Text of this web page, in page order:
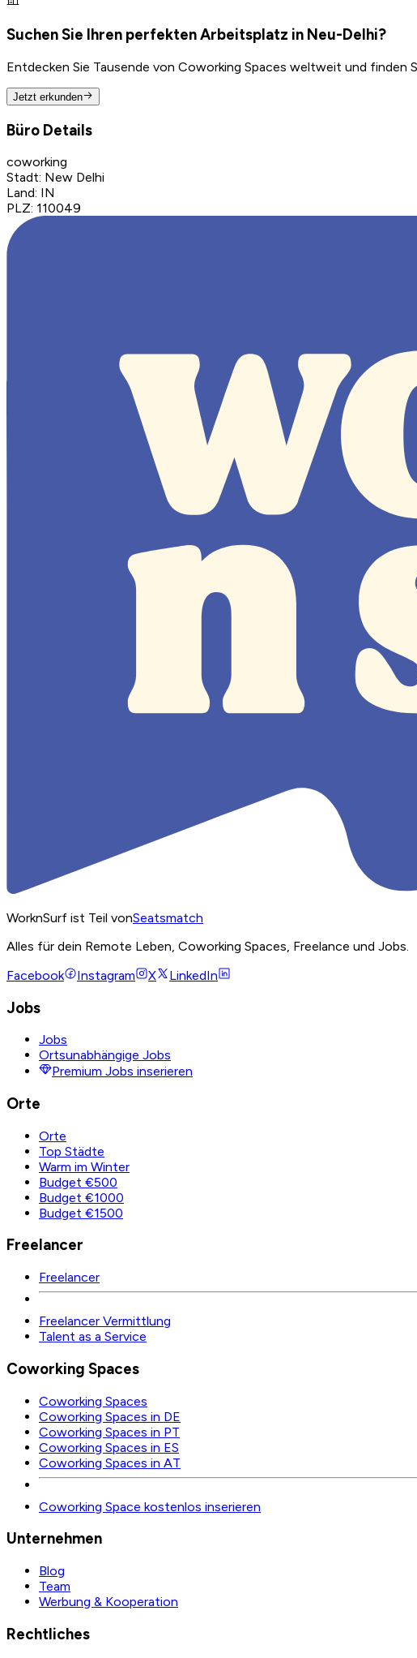
Suchen Sie Ihren perfekten Arbeitsplatz in Neu-Delhi?
Entdecken Sie Tausende von Coworking Spaces weltweit und finden
Jetzt erkunden
Büro Details
coworking
Stadt: New Delhi
Land: IN
PLZ: 110049
WorknSurf ist Teil vonSeatsmatch
Alles für dein Remote Leben, Coworking Spaces, Freelance und Jobs.
Facebook
Instagram X LinkedIn
Jobs
Jobs
Ortsunabhängige Jobs
Premium Jobs inserieren
Orte
Orte
Top Städte
Warm im Winter
Budget €500
Budget €1000
Budget €1500
Freelancer
Freelancer
Freelancer Vermittlung
Talent as a Service
Coworking Spaces
Coworking Spaces
Coworking Spaces in DE
Coworking Spaces in PT
Coworking Spaces in ES
Coworking Spaces in AT
Coworking Space kostenlos inserieren
Unternehmen
Blog
Team
Werbung & Kooperation
Rechtliches